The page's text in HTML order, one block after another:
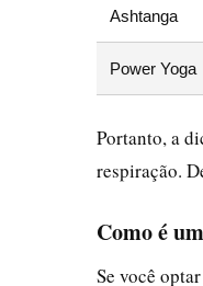
Ashtanga
Power Yoga
Portanto, a
respiração.
Como é
Se você